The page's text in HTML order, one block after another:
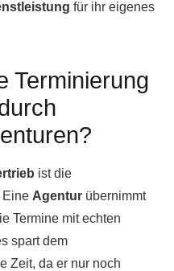
für ihr eigenes
Terminierung
ist die
Eine Agentur übernimmt
Termine mit echten
spart dem
Zeit, da er nur noch